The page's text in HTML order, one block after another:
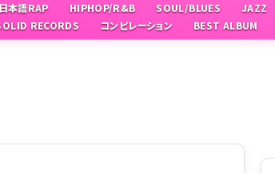
日本語RAP HIPHOP/R&B SOUL/BLUES JAZZ
RECORDS コンピレーション BEST ALBUM